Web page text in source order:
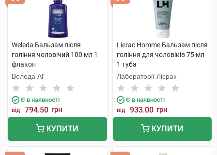
Weleda Бальзам після
гоління чоловічий 100 мл 1
флакон
Веледа АГ
Є в наявності
від 794.50 грн
КУПИТИ
Lierac Homme Бальзам після
гоління для чоловіків 75 мл
1 туба
Лабораторії Лієрак
Є в наявності
від 933.00 грн
КУПИТИ